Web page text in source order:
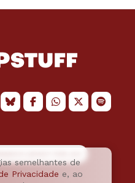
semelhantes de
Privacidade e, ao